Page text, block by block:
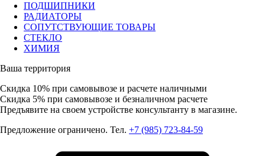
ПОДШИПНИКИ
РАДИАТОРЫ
СОПУТСТВУЮЩИЕ ТОВАРЫ
СТЕКЛО
ХИМИЯ
Ваша территория
Скидка 10% при самовывозе и расчете наличными
Скидка 5% при самовывозе и безналичном расчете
Предъявите на своем устройстве консультанту в магазине.
Предложение ограничено. Тел. +7 (985) 723-84-59